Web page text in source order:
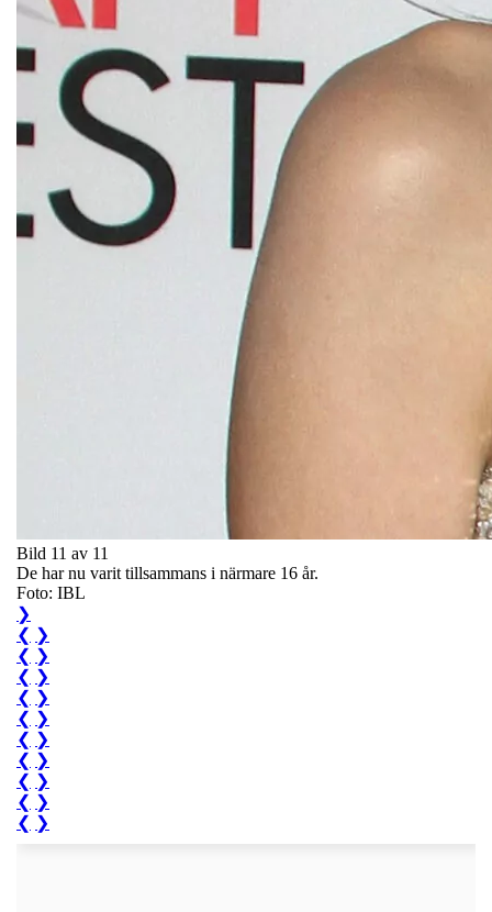
Bild 11 av 11
De har nu varit tillsammans i närmare 16 år.
Foto: IBL
❯
❮ ❯
❮ ❯
❮ ❯
❮ ❯
❮ ❯
❮ ❯
❮ ❯
❮ ❯
❮ ❯
❮ ❯